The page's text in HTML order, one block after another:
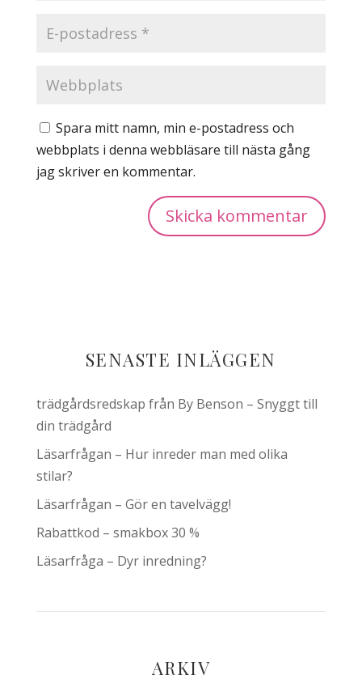
Spara mitt namn, min e-postadress och
webbplats i denna webbläsare till nästa gång
jag skriver en kommentar.
SENASTE INLÄGGEN
trädgårdsredskap från By Benson – Snyggt till
din trädgård
Läsarfrågan – Hur inreder man med olika
stilar?
Läsarfrågan – Gör en tavelvägg!
Rabattkod – smakbox 30 %
Läsarfråga – Dyr inredning?
ARKIV